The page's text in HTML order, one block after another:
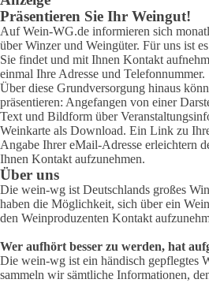
Präsentieren Sie Ihr Weingut!
Auf Wein-WG.de informieren sich
über Winzer und Weingüter. Für uns ist
Sie findet und mit Ihnen Kontakt
einmal Ihre Adresse und Telefonnummer.
Über diese Grundversorgung hinaus
präsentieren: Angefangen von einer
Text und Bildform über
Weinkarte als Download. Ein Link zu
Angabe Ihrer eMail-Adresse erleichtern
Ihnen Kontakt aufzunehmen.
Über uns
Die wein-wg ist Deutschlands großes
haben die Möglichkeit, sich über ein
den Weinproduzenten Kontakt
Wer aufhört besser zu werden, hat
Die wein-wg ist ein händisch gepflegtes
sammeln wir sämtliche Informationen,